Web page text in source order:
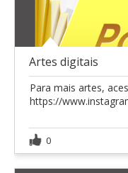
Artes digitais
Para mais artes,
https://
0